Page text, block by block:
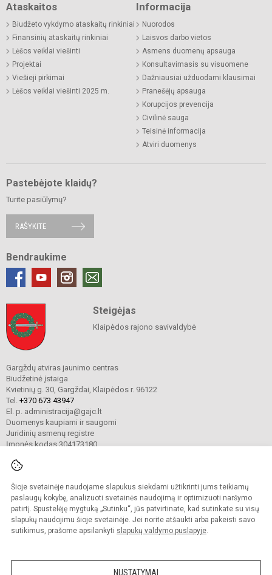
Šioje svetainėje naudojame slapukus siekdami užtikrinti jums teikiamų
paslaugų kokybę, analizuoti svetainės naudojimą ir optimizuoti naršymo
patirtį. Spustelėję mygtuką „Sutinku“, jūs patvirtinate, kad sutinkate su visų
slapukų naudojimu šioje svetainėje. Jei norite atšaukti arba pakeisti savo
sutikimus, prašome apsilankyti slapukų valdymo puslapyje.
NUSTATYMAI
Ataskaitos
Biudžeto vykdymo ataskaitų rinkiniai
Finansinių ataskaitų rinkiniai
Lėšos veiklai viešinti
Projektai
Viešieji pirkimai
Lėšos veiklai viešinti 2025 m.
Informacija
Nuorodos
Laisvos darbo vietos
Asmens duomenų apsauga
Konsultavimasis su visuomene
Dažniausiai užduodami klausimai
Pranešėjų apsauga
Korupcijos prevencija
Civilinė sauga
Teisinė informacija
Atviri duomenys
Pastebėjote klaidų?
Turite pasiūlymų?
RAŠYKITE
Bendraukime
Steigėjas
Klaipėdos rajono savivaldybė
Gargždų atviras jaunimo centras
Biudžetinė įstaiga
Kvietinių g. 30, Gargždai, Klaipėdos r. 96122
Tel. +370 673 43947
El. p. administracija@gajc.lt
Duomenys kaupiami ir saugomi
Juridinių asmenų registre
Įmonės kodas 304173180
© 2024. Gargždų atviras jaunimo centras. Visos teisės saugomos.
Kopijuoti turinį be raštiško įstaigos administracijos sutikimo griežtai draudžiama.
Prieinamumo paraiška Slapukų valdymas
Sumanus būdas atnaujinti